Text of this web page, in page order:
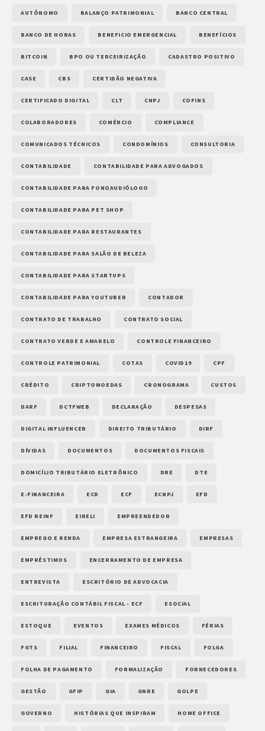
AUTÔNOMO BALANÇO PATRIMONIAL BANCO CENTRAL
BANCO DE HORAS BENEFICIO EMERGENCIAL BENEFÍCIOS
BITCOIN BPO OU TERCEIRIZAÇÃO CADASTRO POSITIVO
CASE CBS CERTIDÃO NEGATIVA
CERTIFICADO DIGITAL CLT CNPJ COFINS
COLABORADORES COMÉRCIO COMPLIANCE
COMUNICADOS TÉCNICOS CONDOMÍNIOS CONSULTORIA
CONTABILIDADE CONTABILIDADE PARA ADVOGADOS
CONTABILIDADE PARA FONOAUDIÓLOGO
CONTABILIDADE PARA PET SHOP
CONTABILIDADE PARA RESTAURANTES
CONTABILIDADE PARA SALÃO DE BELEZA
CONTABILIDADE PARA STARTUPS
CONTABILIDADE PARA YOUTUBER CONTADOR
CONTRATO DE TRABALHO CONTRATO SOCIAL
CONTRATO VERDE E AMARELO CONTROLE FINANCEIRO
CONTROLE PATRIMONIAL COTAS COVID19 CPF
CRÉDITO CRIPTOMOEDAS CRONOGRAMA CUSTOS
DARF DCTFWEB DECLARAÇÃO DESPESAS
DIGITAL INFLUENCER DIREITO TRIBUTÁRIO DIRF
DÍVIDAS DOCUMENTOS DOCUMENTOS FISCAIS
DOMICÍLIO TRIBUTÁRIO ELETRÔNICO DRE DTE
E-FINANCEIRA ECD ECF ECNPJ EFD
EFD REINF EIRELI EMPREENDEDOR
EMPREGO E RENDA EMPRESA ESTRANGEIRA EMPRESAS
EMPRÉSTIMOS ENCERRAMENTO DE EMPRESA
ENTREVISTA ESCRITÓRIO DE ADVOCACIA
ESCRITURAÇÃO CONTÁBIL FISCAL - ECF ESOCIAL
ESTOQUE EVENTOS EXAMES MÉDICOS FÉRIAS
FGTS FILIAL FINANCEIRO FISCAL FOLGA
FOLHA DE PAGAMENTO FORMALIZAÇÃO FORNECEDORES
GESTÃO GFIP GIA GNRE GOLPE
GOVERNO HISTÓRIAS QUE INSPIRAM HOME OFFICE